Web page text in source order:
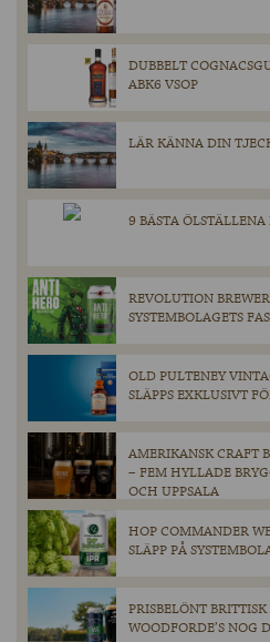
DUBBELT
ABK6 VSOP
LÄR KÄNNA DIN
9 BÄSTA
REVOLUTION
SYSTEMBOLAGETS
OLD PULTENEY
SLÄPPS EXKLUSIVT
AMERIKANSK CRAFT
– FEM HYLLADE
OCH UPPSALA
HOP COMMANDER
SLÄPP PÅ
PRISBELÖNT
WOODFORDE’S NOG